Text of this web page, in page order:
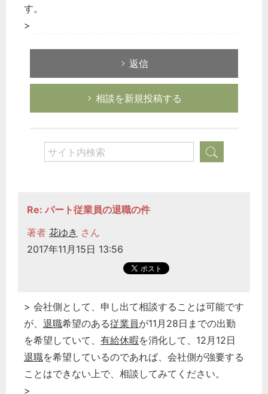
す。
>
返信
相談を新規投稿する
Re: パート従業員の退職の件
著者 花ゆき さん
2017年11月15日 13:56
> 会社側として、申し出て相談することは可能です
が、 退職希望のある従業員が11月28日までの出勤
を希望していて、 有給休暇を消化して、12月12日
退職を希望しているのであれば、会社側が強要する
ことはできない上で、相談してみてください。
>
どのカテゴリーに投稿しますか？
選択してください
労務管理
税務経理